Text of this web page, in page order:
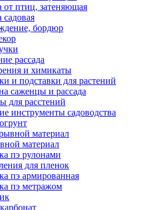
от птиц, затеняющая
садовая
бордюр
рассада
и химикаты
и подставки для растений
саженцы и рассада
для расстений
инструменты садоводства
материал
материал
пэ рулонами
для пленок
пэ армированная
пэ метражом